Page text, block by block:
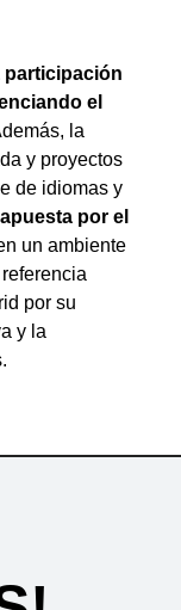
participación
el
la
y proyectos
de idiomas y
por el
un ambiente
por su
y la